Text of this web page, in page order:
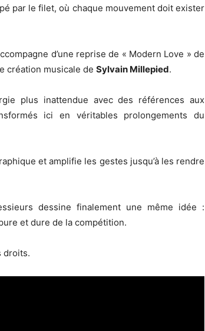
par le filet, où chaque mouvement doit exister
d’une reprise de « Modern Love » de
création musicale de Sylvain Millepied.
plus inattendue avec des références aux
ici en véritables prolongements du
et amplifie les gestes jusqu’à les rendre
dessine finalement une même idée :
et dure de la compétition.
droits.